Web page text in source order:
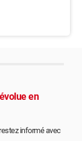
en
informé avec